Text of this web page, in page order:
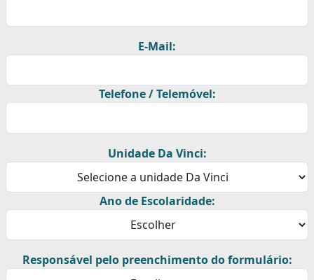
E-Mail:
Telefone / Telemóvel:
Unidade Da Vinci:
Ano de Escolaridade:
Responsável pelo preenchimento do formulário: